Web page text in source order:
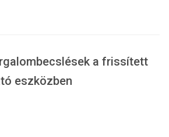
a frissített
eszközben